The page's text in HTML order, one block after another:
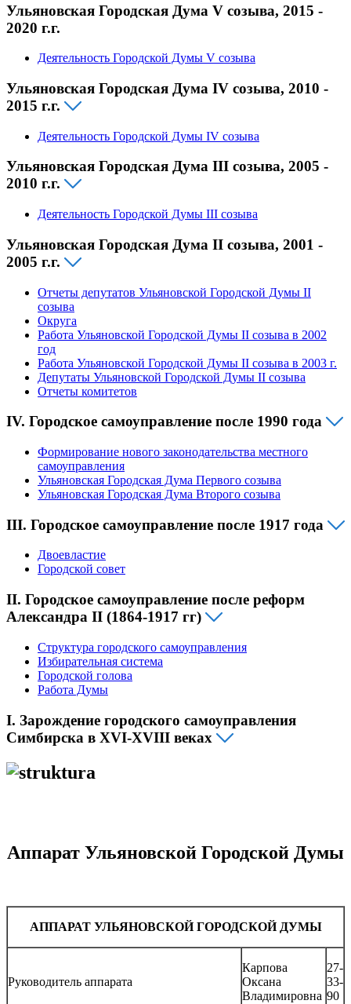
Ульяновская Городская Дума V созыва, 2015 -
2020 г.г.
Деятельность Городской Думы V созыва
Ульяновская Городская Дума IV созыва, 2010 -
2015 г.г.
Деятельность Городской Думы IV созыва
Ульяновская Городская Дума III созыва, 2005 -
2010 г.г.
Деятельность Городской Думы III созыва
Ульяновская Городская Дума II созыва, 2001 -
2005 г.г.
Отчеты депутатов Ульяновской Городской Думы II
созыва
Округа
Работа Ульяновской Городской Думы II созыва в 2002
год
Работа Ульяновской Городской Думы II созыва в 2003 г.
Депутаты Ульяновской Городской Думы II созыва
Отчеты комитетов
IV. Городское самоуправление после 1990 года
Формирование нового законодательства местного
самоуправления
Ульяновская Городская Дума Первого созыва
Ульяновская Городская Дума Второго созыва
III. Городское самоуправление после 1917 года
Двоевластие
Городской совет
II. Городское самоуправление после реформ
Александра II (1864-1917 гг)
Структура городского самоуправления
Избирательная система
Городской голова
Работа Думы
I. Зарождение городского самоуправления
Симбирска в XVI-XVIII веках
Аппарат Ульяновской Городской Думы
АППАРАТ УЛЬЯНОВСКОЙ ГОРОДСКОЙ ДУМЫ
Руководитель аппарата
Карпова
Оксана
Владимировна
27-
33-
90